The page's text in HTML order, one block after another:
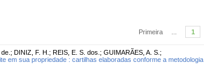
Primeira 1
; DINIZ, F. H. ; REIS, E. S. dos. ; GUIMARÃES, A. S. ;
em sua propriedade : cartilhas elaboradas conforme a metodologia